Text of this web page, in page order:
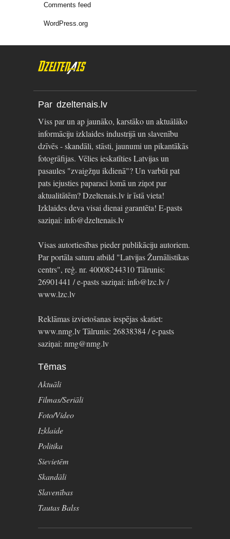
Comments feed
WordPress.org
Par dzeltenais.lv
Viss par un ap jaunāko, karstāko un aktuālāko
informāciju izklaides industrijā un slavenību
dzīvēs - skandāli, stāsti, jaunumi un pikantākās
fotogrāfijas. Vēlies ieskatīties Latvijas un
pasaules "zvaigžņu ikdienā"? Un varbūt pat
pats iejusties paparaci lomā un ziņot par
aktualitātēm? Dzeltenais.lv ir īstā vieta!
Izklaides deva visai dienai garantēta! E-pasts
saziņai: info@dzeltenais.lv
Visas autortiesības pieder publikāciju autoriem.
Par portāla saturu atbild "Latvijas Žurnālistikas
centrs", reģ. nr. 40008244310 Tālrunis:
26901441 / e-pasts saziņai: info@lzc.lv /
www.lzc.lv
Reklāmas izvietošanas iespējas skatiet:
www.nmg.lv Tālrunis: 26838384 / e-pasts
saziņai: nmg@nmg.lv
Tēmas
Aktuāli
Filmas/Seriāli
Foto/Video
Izklaide
Politika
Sievietēm
Skandāli
Slavenības
Tautas Balss